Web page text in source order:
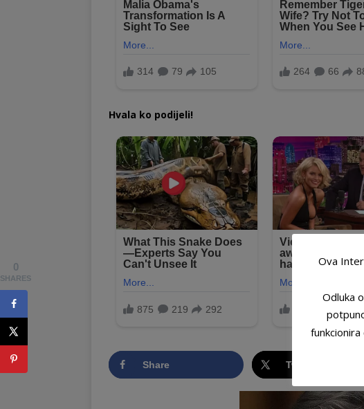
Hvala ko podijeli!
Share Tweet
Ova
Odluka
0
SHARES